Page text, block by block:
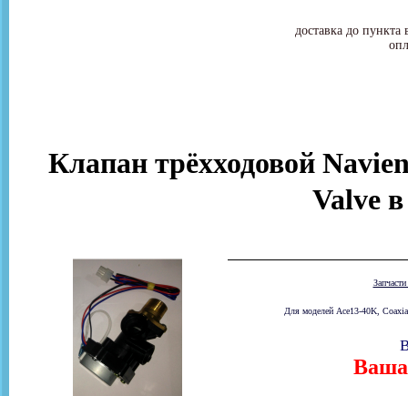
доставка до
Клапан трёхходовой
Valve
Запчасти
Для моделей Ace13-40K,
Ваша